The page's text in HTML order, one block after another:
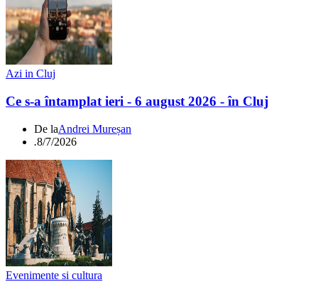
Azi in Cluj
Ce s-a întamplat ieri - 6 august 2026 - în Cluj
De laAndrei Mureșan
.8/7/2026
Evenimente si cultura